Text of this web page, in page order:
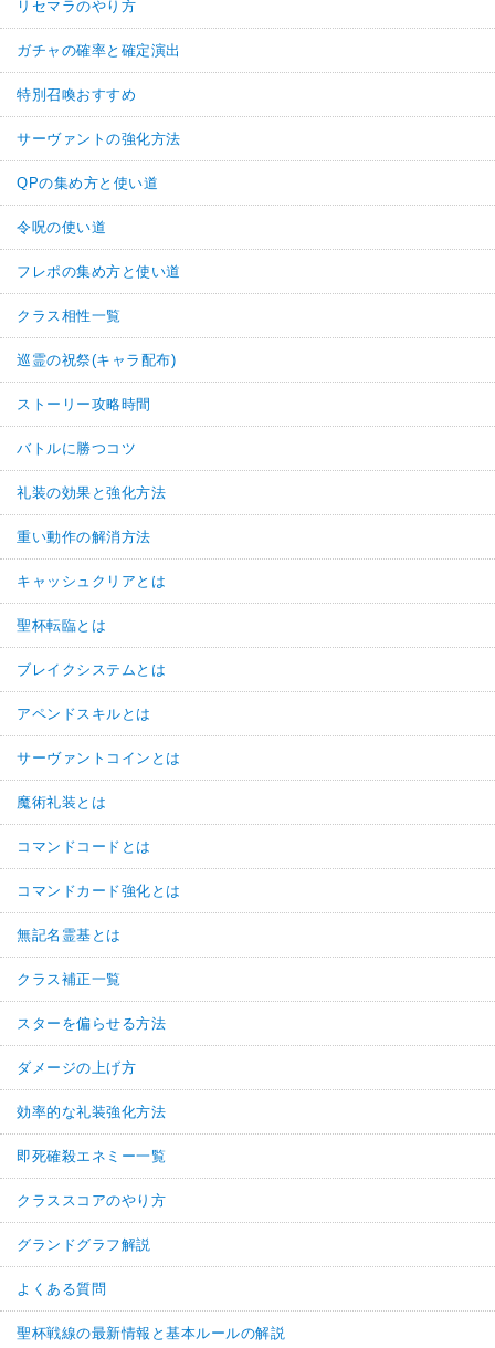
リセマラのやり方
ガチャの確率と確定演出
特別召喚おすすめ
サーヴァントの強化方法
QPの集め方と使い道
令呪の使い道
フレポの集め方と使い道
クラス相性一覧
巡霊の祝祭(キャラ配布)
ストーリー攻略時間
バトルに勝つコツ
礼装の効果と強化方法
重い動作の解消方法
キャッシュクリアとは
聖杯転臨とは
ブレイクシステムとは
アペンドスキルとは
サーヴァントコインとは
魔術礼装とは
コマンドコードとは
コマンドカード強化とは
無記名霊基とは
クラス補正一覧
スターを偏らせる方法
ダメージの上げ方
効率的な礼装強化方法
即死確殺エネミー一覧
クラススコアのやり方
グランドグラフ解説
よくある質問
聖杯戦線の最新情報と基本ルールの解説